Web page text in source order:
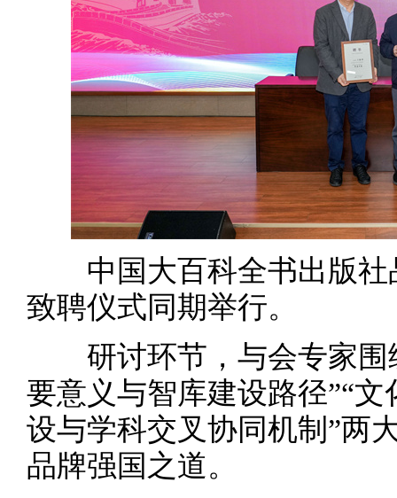
中国大百科全书出版社
致聘仪式同期举行。
研讨环节，与会专家围
要意义与智库建设路径”“
设与学科交叉协同机制”两
品牌强国之道。